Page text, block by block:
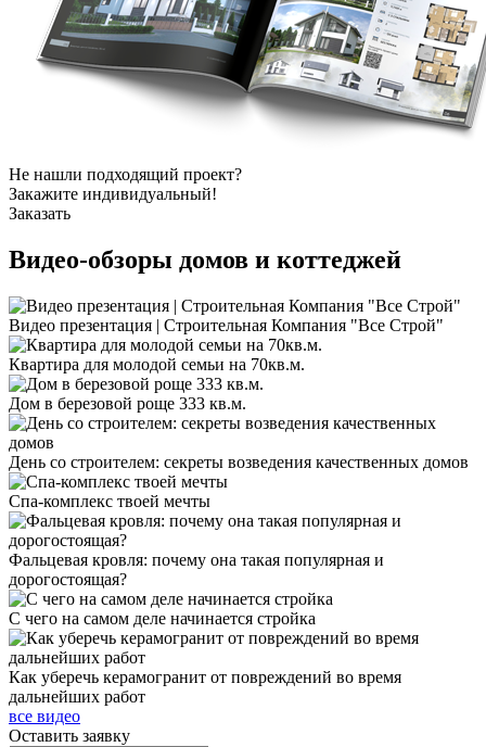
Не нашли подходящий проект?
Закажите индивидуальный!
Заказать
Видео-обзоры домов и коттеджей
Видео презентация | Строительная Компания "Все Строй"
Квартира для молодой семьи на 70кв.м.
Дом в березовой роще 333 кв.м.
День со строителем: секреты возведения качественных домов
Спа-комплекс твоей мечты
Фальцевая кровля: почему она такая популярная и
дорогостоящая?
С чего на самом деле начинается стройка
Как уберечь керамогранит от повреждений во время
дальнейших работ
все видео
Оставить заявку